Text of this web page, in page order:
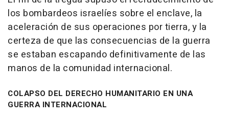
los bombardeos israelíes sobre el enclave, la
aceleración de sus operaciones por tierra, y la
certeza de que las consecuencias de la guerra
se estaban escapando definitivamente de las
manos de la comunidad internacional.
COLAPSO DEL DERECHO HUMANITARIO EN UNA
GUERRA INTERNACIONAL